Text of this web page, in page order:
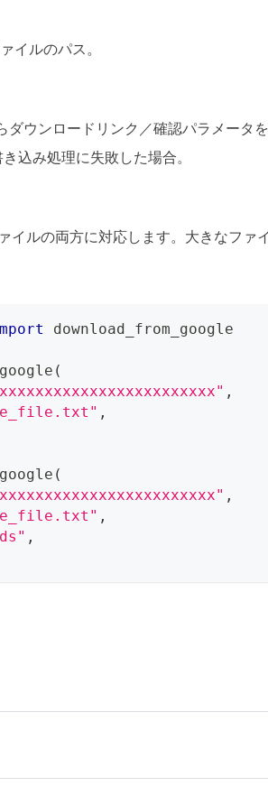
イルのパス。
ダウンロードリンク／確認パラメータ
き込み処理に失敗した場合。
イルの両方に対応します。大きなファ
download_from_google
(
,
,
(
,
,
,